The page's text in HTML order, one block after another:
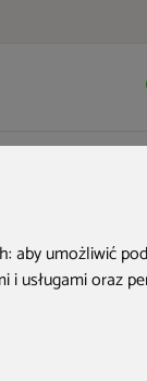
aby umożliwić
i usługami oraz